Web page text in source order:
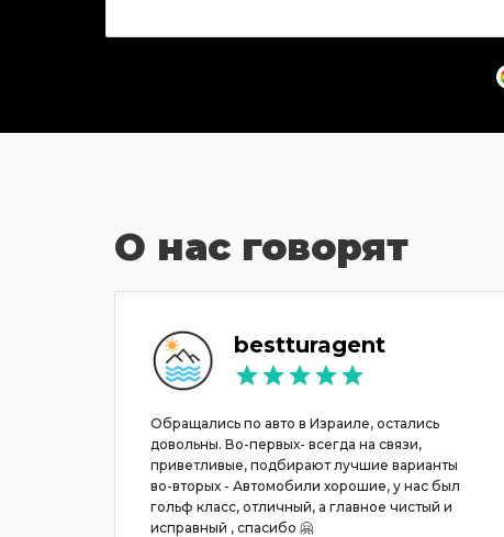
О нас говорят
bestturagent
Обращались по авто в Израиле, остались
довольны. Во-первых- всегда на связи,
приветливые, подбирают лучшие варианты
во-вторых - Автомобили хорошие, у нас был
гольф класс, отличный, а главное чистый и
исправный , спасибо 🤗